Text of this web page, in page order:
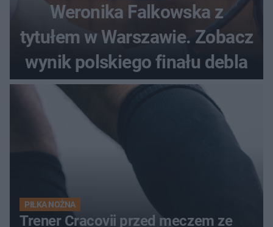
Weronika Falkowska z
tytułem w Warszawie. Zobacz
wynik polskiego finału debla
PIŁKA NOŻNA
Trener Cracovii przed meczem ze